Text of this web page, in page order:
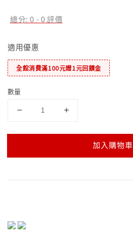
總分:0 -0評價
適用優惠
全館消費滿100元贈1元回饋金
數量
加入購物車